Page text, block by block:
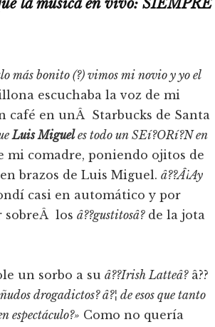
la música en vivo: SIEMPRE
más bonito (?) vimos mi novio y yo el
escuchaba la voz de mi
café en unÂ Starbucks de Santa
Luis Migueles todo un SEí?ORí?N en
mi comadre, poniendo ojitos de
brazos de Luis Miguel. â??Â¡Ay
casi en automático y por
sobreÂ los â??gustitosâ?de la jota
un sorbo a su â??Irish Latteâ?â??
drogadictos? â?¦ de esos que tanto
espectáculo?» Como no querí­a